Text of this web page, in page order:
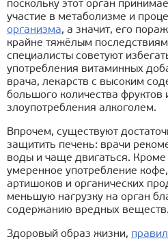
поскольку этот орган
участие в метаболизме и
организма, а значит, его
крайне тяжёлым
специалисты советуют
употребления витаминных
врача, лекарств с высоким
большого количества фруктов
злоупотребления алкоголем.
Впрочем, существуют
защитить печень: врачи
воды и чаще двигаться. Кроме
умеренное употребление
артишоков и органических
меньшую нагрузку на орган
содержанию вредных веществ.
Здоровый образ жизни,